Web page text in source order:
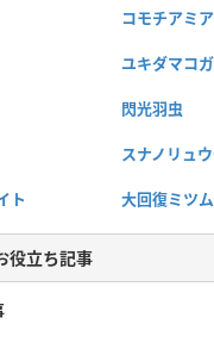
コモチアミア
ユキダマコ
閃光羽虫
スナノリュ
ト 大回復ミツ
役立ち記事